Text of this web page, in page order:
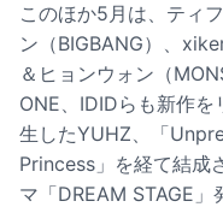
このほか5月は、ティ
ン（BIGBANG）、
＆ヒョンウォン（
ONE、IDIDらも新作
生したYUHZ、「
Princess」を経て結成
マ「DREAM STAGE